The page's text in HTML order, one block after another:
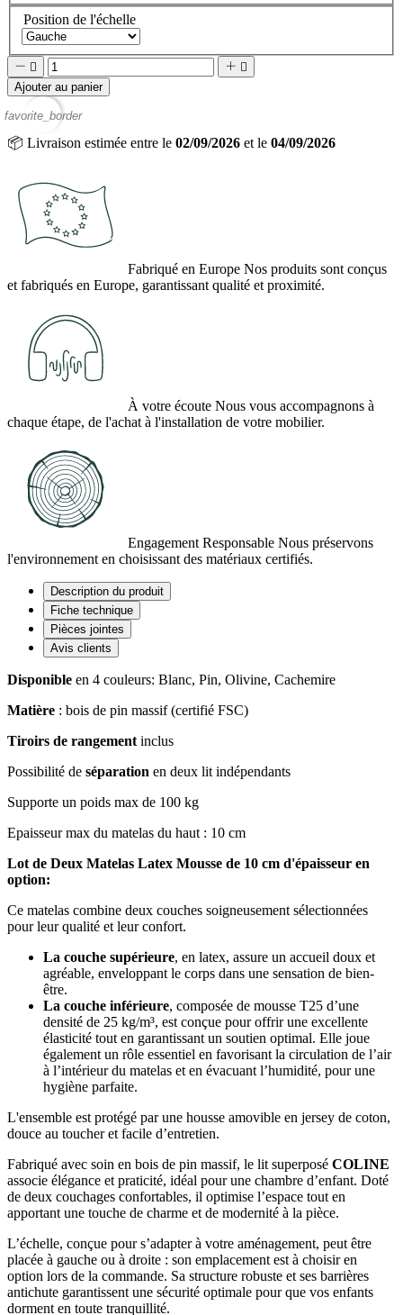
Position de l'échelle
   
Ajouter au panier
favorite_border
📦 Livraison estimée entre le 02/09/2026 et le 04/09/2026
Fabriqué en Europe Nos produits sont conçus
et fabriqués en Europe, garantissant qualité et proximité.
À votre écoute Nous vous accompagnons à
chaque étape, de l'achat à l'installation de votre mobilier.
Engagement Responsable Nous préservons
l'environnement en choisissant des matériaux certifiés.
Description du produit
Fiche technique
Pièces jointes
Avis clients
Disponible en 4 couleurs: Blanc, Pin, Olivine, Cachemire
Matière : bois de pin massif (certifié FSC)
Tiroirs de rangement inclus
Possibilité de séparation en deux lit indépendants
Supporte un poids max de 100 kg
Epaisseur max du matelas du haut : 10 cm
Lot de Deux Matelas Latex Mousse de 10 cm d'épaisseur en
option:
Ce matelas combine deux couches soigneusement sélectionnées
pour leur qualité et leur confort.
La couche supérieure, en latex, assure un accueil doux et
agréable, enveloppant le corps dans une sensation de bien-
être.
La couche inférieure, composée de mousse T25 d’une
densité de 25 kg/m³, est conçue pour offrir une excellente
élasticité tout en garantissant un soutien optimal. Elle joue
également un rôle essentiel en favorisant la circulation de l’air
à l’intérieur du matelas et en évacuant l’humidité, pour une
hygiène parfaite.
L'ensemble est protégé par une housse amovible en jersey de coton,
douce au toucher et facile d’entretien.
Fabriqué avec soin en bois de pin massif, le lit superposé COLINE
associe élégance et praticité, idéal pour une chambre d’enfant. Doté
de deux couchages confortables, il optimise l’espace tout en
apportant une touche de charme et de modernité à la pièce.
L’échelle, conçue pour s’adapter à votre aménagement, peut être
placée à gauche ou à droite : son emplacement est à choisir en
option lors de la commande. Sa structure robuste et ses barrières
antichute garantissent une sécurité optimale pour que vos enfants
dorment en toute tranquillité.